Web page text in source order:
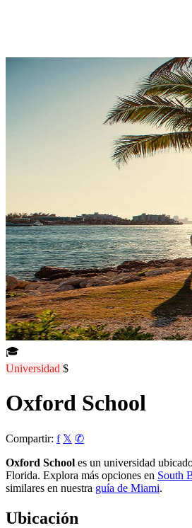
🎓
Universidad $
Oxford School
Compartir: f 𝕏 ✆
Oxford School es un universidad
Florida. Explora más opciones en South
similares en nuestra guía de Miami.
Ubicación